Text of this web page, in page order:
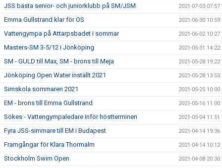
JSS bästa senior- och juniorklubb på SM/JSM 2021-07-03 07:57
Emma Gullstrand klar för OS 2021-06-30 10:59
Vattengympa på Attarpsbadet i sommar 2021-06-02 10:27
Masters-SM 3-5/12 i Jönköping 2021-05-31 14:22
SM - GULD till Max, SM - brons till Meja 2021-05-28 19:22
Jönköping Open Water inställt 2021 2021-05-28 13:53
Simskola sommaren 2021 2021-05-25 10:00
EM - brons till Emma Gullstrand 2021-05-16 11:00
Sökes - Vattengympaledare inför höstterminen 2021-05-04 11:51
Fyra JSS-simmare till EM i Budapest 2021-04-14 19:36
Framgångar för Klara Thormalm 2021-04-14 10:12
Stockholm Swim Open 2021-04-08 20:30